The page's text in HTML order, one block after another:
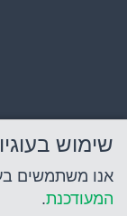
שימוש
אנו משתמשים
המעודכנת.